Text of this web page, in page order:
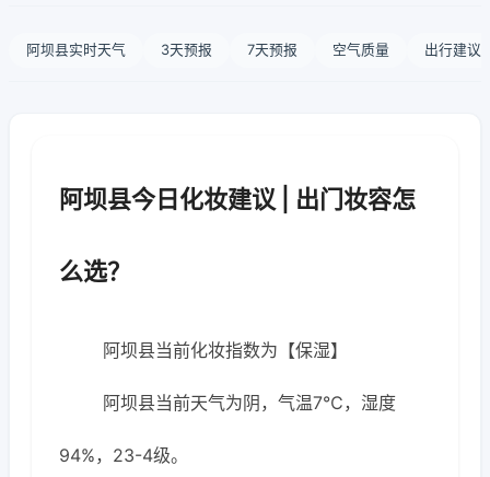
阿坝县实时天气 3天预报 7天预报 空气质量 出行建议
阿坝县今日化妆建议 | 出门妆容怎
么选？
阿坝县当前化妆指数为【保湿】
阿坝县当前天气为阴，气温7℃，湿度
94%，23-4级。